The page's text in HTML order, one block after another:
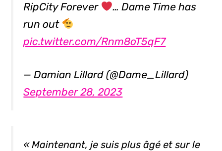
RipCity Forever
… Dame Time has
run out
pic.twitter.com/Rnm8oT5qF7
— Damian Lillard (@Dame_Lillard)
September 28, 2023
« Maintenant, je suis plus âgé et sur le